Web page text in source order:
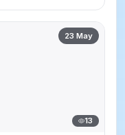
23 May
13